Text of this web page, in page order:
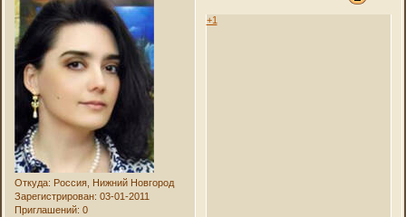
Откуда: Россия, Нижний Новгород
Зарегистрирован: 03-01-2011
Приглашений: 0
+1